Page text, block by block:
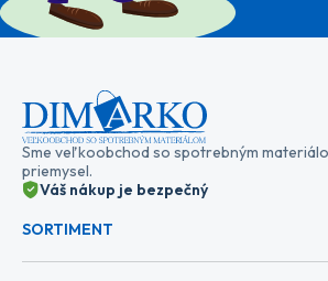
Sme veľkoobchod so spotrebným
priemysel.
Váš nákup je bezpečný
SORTIMENT